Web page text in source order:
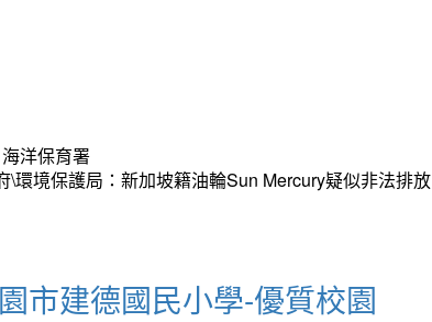
洋保育署
\環境保護局：新加坡籍油輪Sun Mercury疑似非法排放
市建德國民小學-優質校園